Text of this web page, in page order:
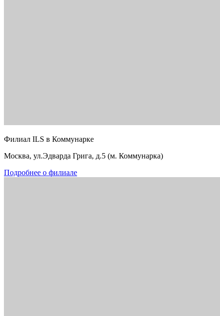
Филиал ILS в Коммунарке
Москва, ул.Эдварда Грига, д.5 (м. Коммунарка)
Подробнее о филиале